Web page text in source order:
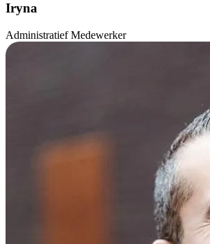
Iryna
Administratief Medewerker